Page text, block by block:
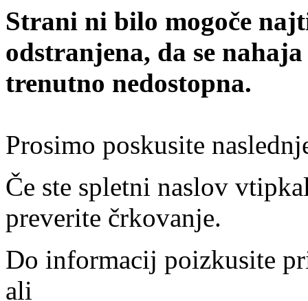
Strani ni bilo mogoče
odstranjena, da se
trenutno nedostopna.
Prosimo poskusite
Če ste spletni naslov
preverite črkovanje.
Do informacij poizkusite
ali